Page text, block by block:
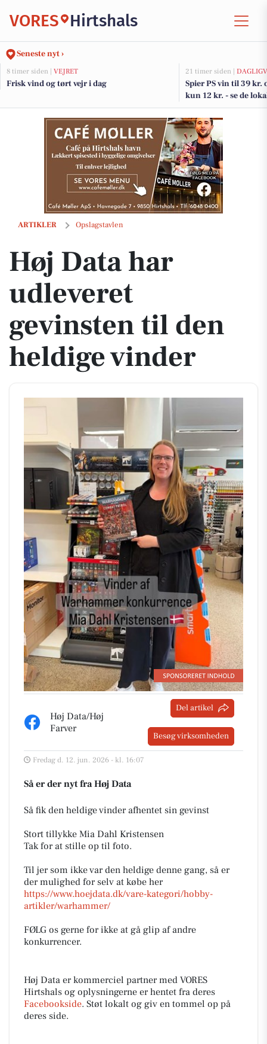
VORES Hirtshals
Seneste nyt ›
8 timer siden | VEJRET
Frisk vind og tørt vejr i dag
21 timer siden |
Spier PS vin til 39
kun 12 kr. - se de
DagliBrugsen
ARTIKLER Opslagstavlen
Høj Data har udleveret gevinsten til den heldige vinder
Høj Data har
udleveret
gevinsten til den
heldige vinder
Høj Data/Høj
Farver
Del artikel
Besøg virksomheden
Fredag d. 12. jun. 2026 - kl. 16:07
Så er der nyt fra Høj Data
Så fik den heldige vinder afhentet sin gevinst
Stort tillykke Mia Dahl Kristensen
Tak for at stille op til foto.
Til jer som ikke var den heldige denne gang, så er
der mulighed for selv at købe her
https://www.hoejdata.dk/vare-kategori/hobby-
artikler/warhammer/
FØLG os gerne for ikke at gå glip af andre
konkurrencer.
Høj Data er kommerciel partner med VORES
Hirtshals og oplysningerne er hentet fra deres
Facebookside. Støt lokalt og giv en tommel op på
deres side.